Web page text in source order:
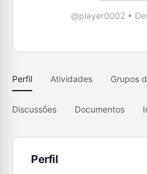
@player0002 •
Perfil Atividades Grupos
Discussões Documentos
Perfil